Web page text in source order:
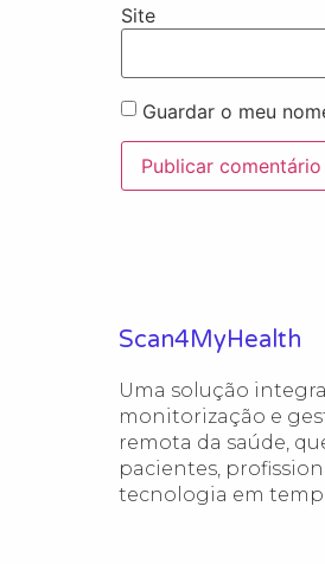
Site
Guardar o meu
Scan4MyHealth
Uma solução
monitorização e
remota da saúde,
pacientes,